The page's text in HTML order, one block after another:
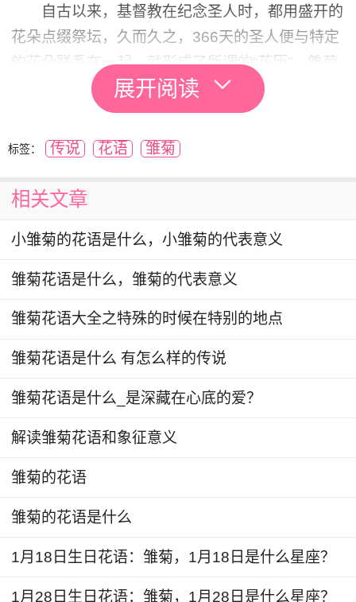
自古以来，基督教在纪念圣人时，都用盛开的
花朵点缀祭坛，久而久之，366天的圣人便与特定
的花朵联系在一起，就形成了所谓的“花历”。雏菊
用来纪念13世纪时一位拒绝父亲所选的丈夫而进
入修道院的匈牙利公主，也用来纪念13世纪改过
向善终成圣人的马尔加雷，这两位都是倔强坚强的
片片揪下雏菊的花瓣，“爱我？”“不爱我？”默默地
了将花环挂在柳树上失足落水，这花环上也有雏
菊。跟雏菊有关的故事，尽管平凡、悲伤，故事的
精神的人。
展开阅读
标签： 传说 花语 雏菊
相关文章
小雏菊的花语是什么，小雏菊的代表意义
雏菊花语是什么，雏菊的代表意义
雏菊花语大全之特殊的时候在特别的地点
雏菊花语是什么 有怎么样的传说
雏菊花语是什么_是深藏在心底的爱？
解读雏菊花语和象征意义
雏菊的花语
雏菊的花语是什么
1月18日生日花语：雏菊，1月18日是什么星座？
1月28日生日花语：雏菊，1月28日是什么星座？